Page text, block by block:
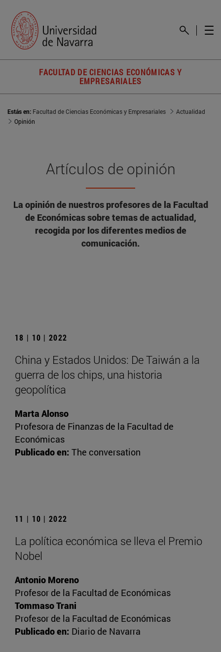
FACULTAD DE CIENCIAS ECONÓMICAS Y
EMPRESARIALES
Estás en: Facultad de Ciencias Económicas y Empresariales
Actualidad
Opinión
Artículos de opinión
La opinión de nuestros profesores de la Facultad
de Económicas sobre temas de actualidad,
recogida por los diferentes medios de
comunicación.
18 | 10 | 2022
China y Estados Unidos: De Taiwán a la
guerra de los chips, una historia
geopolítica
Marta Alonso
Profesora de Finanzas de la Facultad de
Económicas
Publicado en: The conversation
11 | 10 | 2022
La política económica se lleva el Premio
Nobel
Antonio Moreno
Profesor de la Facultad de Económicas
Tommaso Trani
Profesor de la Facultad de Económicas
Publicado en: Diario de Navarra